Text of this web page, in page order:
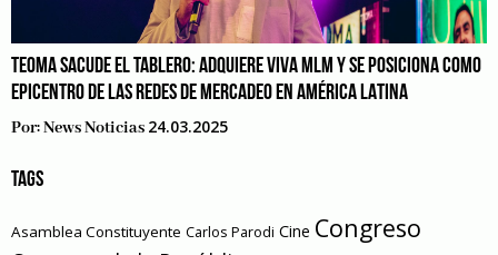
TEOMA SACUDE EL TABLERO: ADQUIERE VIVA MLM Y SE POSICIONA COMO
EPICENTRO DE LAS REDES DE MERCADEO EN AMÉRICA LATINA
Por:News Noticias 24.03.2025
TAGS
Asamblea Constituyente Carlos Parodi Cine Congreso